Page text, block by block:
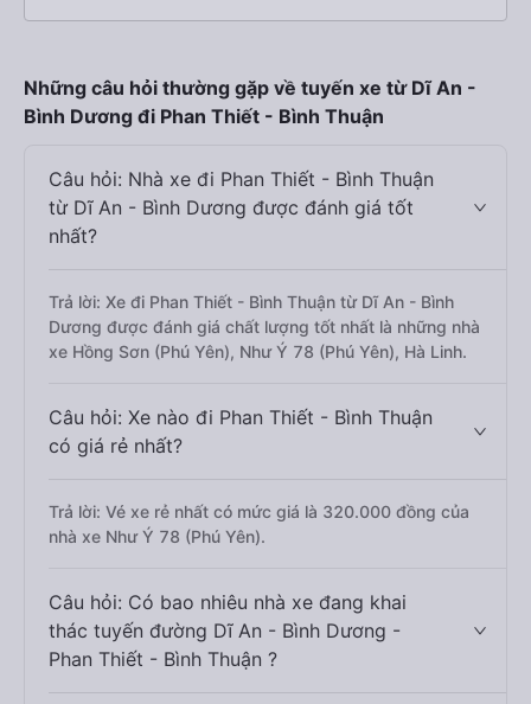
Những câu hỏi thường gặp về tuyến xe từ Dĩ An -
Bình Dương đi Phan Thiết - Bình Thuận
Câu hỏi: Nhà xe đi Phan Thiết - Bình Thuận
từ Dĩ An - Bình Dương được đánh giá tốt
nhất?
Trả lời: Xe đi Phan Thiết - Bình Thuận từ Dĩ An - Bình
Dương được đánh giá chất lượng tốt nhất là những nhà
xe Hồng Sơn (Phú Yên), Như Ý 78 (Phú Yên), Hà Linh.
Câu hỏi: Xe nào đi Phan Thiết - Bình Thuận
có giá rẻ nhất?
Trả lời: Vé xe rẻ nhất có mức giá là 320.000 đồng của
nhà xe Như Ý 78 (Phú Yên).
Câu hỏi: Có bao nhiêu nhà xe đang khai
thác tuyến đường Dĩ An - Bình Dương -
Phan Thiết - Bình Thuận ?